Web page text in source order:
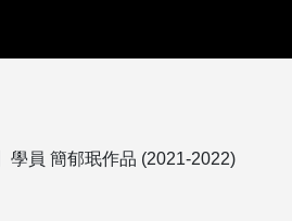
學員 簡郁珉作品 (2021-2022)